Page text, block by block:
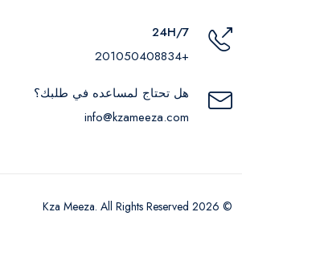
24H/7
+201050408834
هل تحتاج لمساعده في طلبك؟
info@kzameeza.com
© 2026 Kza Meeza. All Rights Reserved